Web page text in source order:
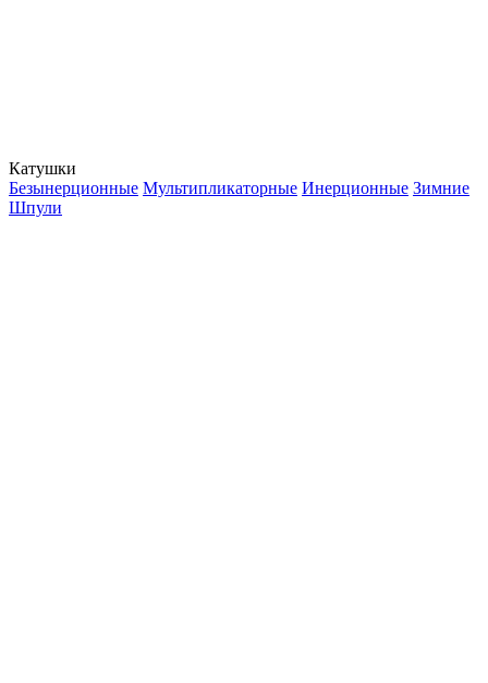
Катушки
Безынерционные Мультипликаторные Инерционные Зимние
Шпули